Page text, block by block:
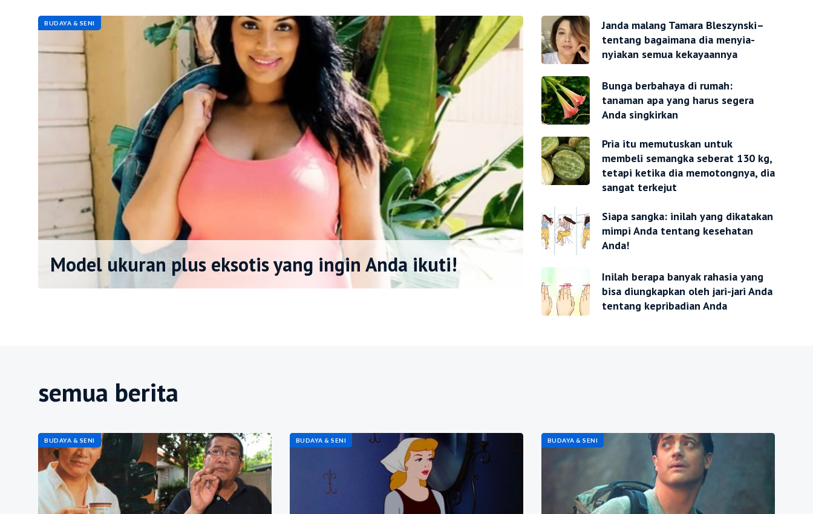
BUDAYA & SENI
Model ukuran plus eksotis yang ingin Anda ikuti!
Janda malang Tamara Bleszynski–
tentang bagaimana dia menyia-
nyiakan semua kekayaannya
Bunga berbahaya di rumah:
tanaman apa yang harus segera
Anda singkirkan
Pria itu memutuskan untuk
membeli semangka seberat 130 kg,
tetapi ketika dia memotongnya, dia
sangat terkejut
Siapa sangka: inilah yang dikatakan
mimpi Anda tentang kesehatan
Anda!
Inilah berapa banyak rahasia yang
bisa diungkapkan oleh jari-jari Anda
tentang kepribadian Anda
semua berita
BUDAYA & SENI BUDAYA & SENI BUDAYA & SENI